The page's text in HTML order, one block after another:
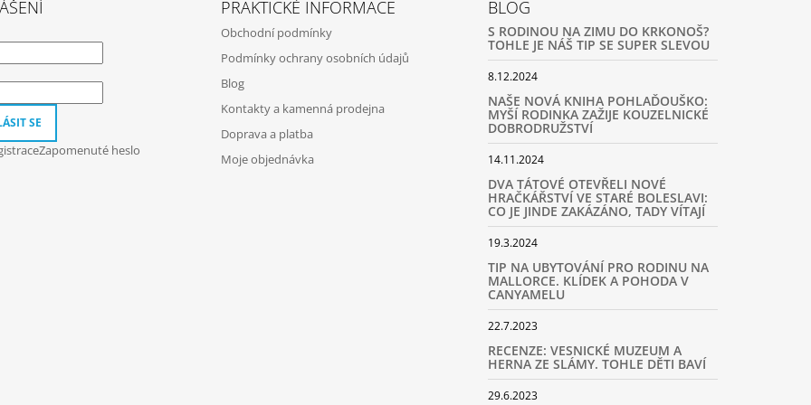
SE
Zapomenuté heslo
PRAKTICKÉ INFORMACE
Obchodní podmínky
Podmínky ochrany osobních údajů
Blog
Kontakty a kamenná prodejna
Doprava a platba
Moje objednávka
BLOG
S RODINOU NA ZIMU DO KRKONOŠ?
TOHLE JE NÁŠ TIP SE SUPER SLEVOU
8.12.2024
NAŠE NOVÁ KNIHA POHLAĎOUŠKO:
MYŠÍ RODINKA ZAŽIJE KOUZELNICKÉ
DOBRODRUŽSTVÍ
14.11.2024
DVA TÁTOVÉ OTEVŘELI NOVÉ
HRAČKÁŘSTVÍ VE STARÉ BOLESLAVI:
CO JE JINDE ZAKÁZÁNO, TADY VÍTAJÍ
19.3.2024
TIP NA UBYTOVÁNÍ PRO RODINU NA
MALLORCE. KLÍDEK A POHODA V
CANYAMELU
22.7.2023
RECENZE: VESNICKÉ MUZEUM A
HERNA ZE SLÁMY. TOHLE DĚTI BAVÍ
29.6.2023